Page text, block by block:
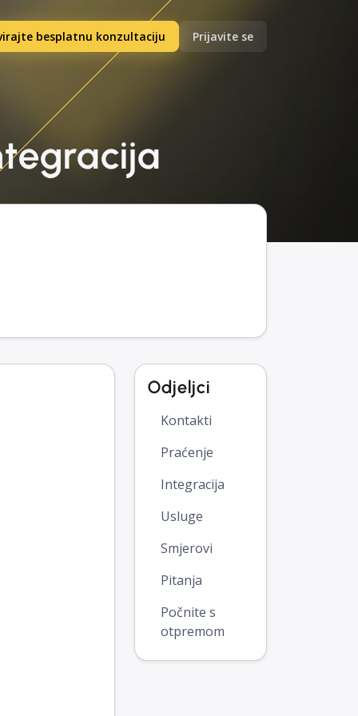
besplatnu konzultaciju Prijavite se
Odjeljci
Kontakti
Praćenje
Integracija
Usluge
Smjerovi
Pitanja
Počnite s
otpremom